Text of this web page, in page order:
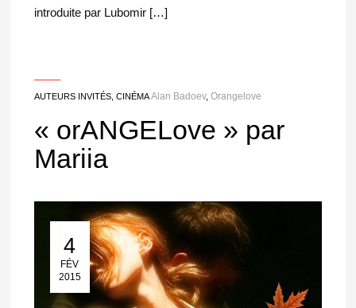
introduite par Lubomir […]
AUTEURS INVITÉS, CINÉMAAlan Badoev, Orangelove
« orANGELove » par
Mariia
4
FÉV
2015
04 Fév 2015